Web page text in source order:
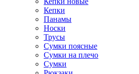
Кепки
Панамы
Носки
Трусы
Сумки поясные
Сумки на плечо
Сумки